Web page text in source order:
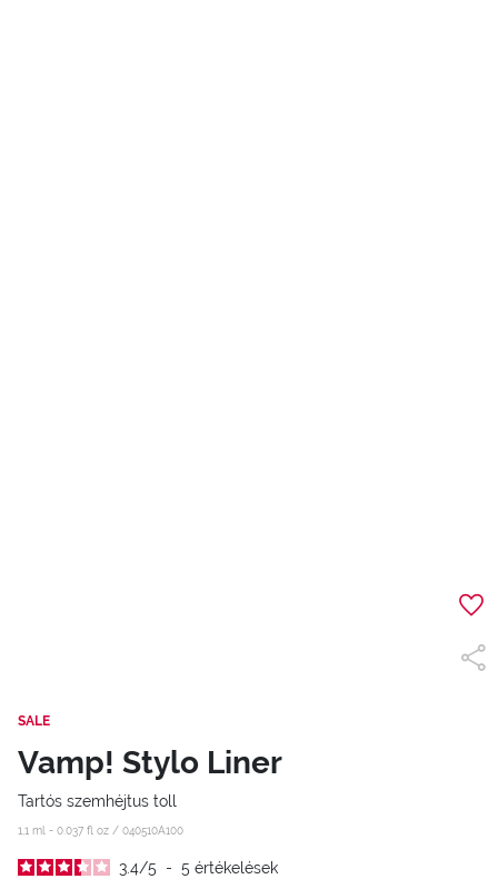
SALE
Vamp! Stylo Liner
Tartós szemhéjtus toll
1,1 ml - 0.037 fl oz / 040510A100
3.4/5 - 5 értékelések